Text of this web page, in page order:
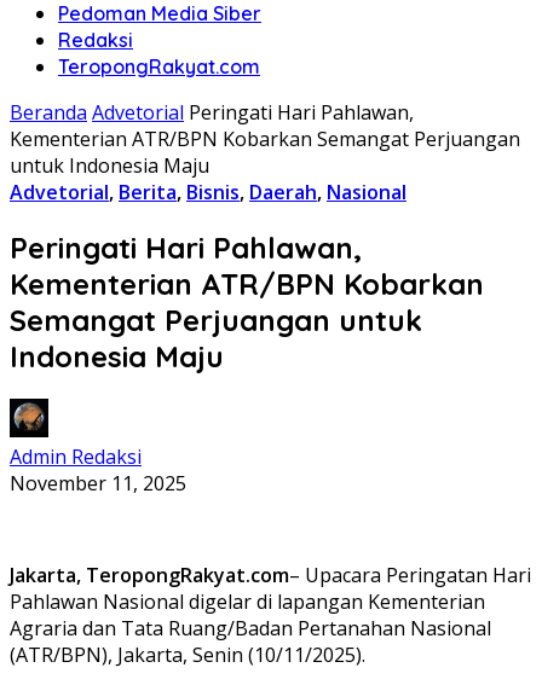
Pedoman Media Siber
Redaksi
TeropongRakyat.com
Beranda Advetorial Peringati Hari Pahlawan,
Kementerian ATR/BPN Kobarkan Semangat Perjuangan
untuk Indonesia Maju
Advetorial, Berita, Bisnis, Daerah, Nasional
Peringati Hari Pahlawan,
Kementerian ATR/BPN Kobarkan
Semangat Perjuangan untuk
Indonesia Maju
Admin Redaksi
November 11, 2025
Jakarta, TeropongRakyat.com– Upacara Peringatan Hari
Pahlawan Nasional digelar di lapangan Kementerian
Agraria dan Tata Ruang/Badan Pertanahan Nasional
(ATR/BPN), Jakarta, Senin (10/11/2025).